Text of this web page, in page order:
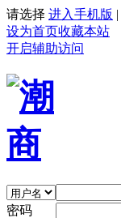
请选择 进入手机版 |
设为首页收藏本站
开启辅助访问
密码